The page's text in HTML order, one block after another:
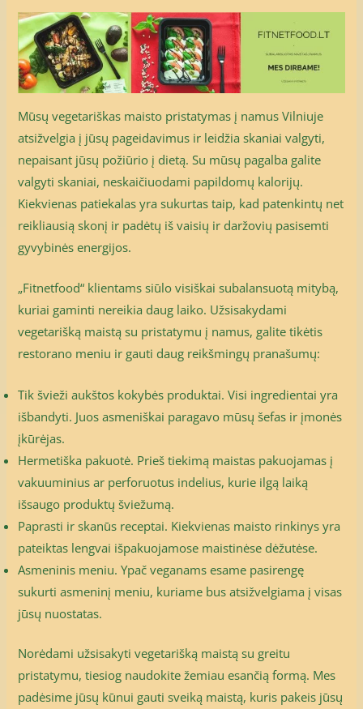
Mūsų vegetariškas maisto pristatymas į namus Vilniuje
atsižvelgia į jūsų pageidavimus ir leidžia skaniai valgyti,
nepaisant jūsų požiūrio į dietą. Su mūsų pagalba galite
valgyti skaniai, neskaičiuodami papildomų kalorijų.
Kiekvienas patiekalas yra sukurtas taip, kad patenkintų net
reikliausią skonį ir padėtų iš vaisių ir daržovių pasisemti
gyvybinės energijos.
„Fitnetfood“ klientams siūlo visiškai subalansuotą mitybą,
kuriai gaminti nereikia daug laiko. Užsisakydami
vegetarišką maistą su pristatymu į namus, galite tikėtis
restorano meniu ir gauti daug reikšmingų pranašumų:
Tik švieži aukštos kokybės produktai. Visi ingredientai yra
išbandyti. Juos asmeniškai paragavo mūsų šefas ir įmonės
įkūrėjas.
Hermetiška pakuotė. Prieš tiekimą maistas pakuojamas į
vakuuminius ar perforuotus indelius, kurie ilgą laiką
išsaugo produktų šviežumą.
Paprasti ir skanūs receptai. Kiekvienas maisto rinkinys yra
pateiktas lengvai išpakuojamose maistinėse dėžutėse.
Asmeninis meniu. Ypač veganams esame pasirengę
sukurti asmeninį meniu, kuriame bus atsižvelgiama į visas
jūsų nuostatas.
Norėdami užsisakyti vegetarišką maistą su greitu
pristatymu, tiesiog naudokite žemiau esančią formą. Mes
padėsime jūsų kūnui gauti sveiką maistą, kuris pakeis jūsų